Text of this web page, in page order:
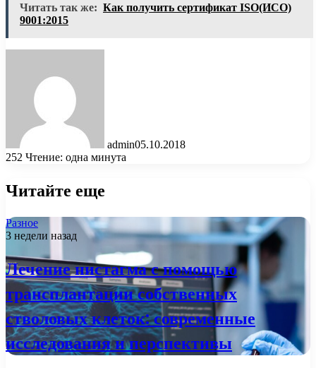
Читать так же: Как получить сертификат ISO(ИСО)
9001:2015
admin05.10.2018
252 Чтение: одна минута
Читайте еще
Разное
3 недели назад
Лечение нистагма с помощью
трансплантации собственных
стволовых клеток: современные
исследования и перспективы